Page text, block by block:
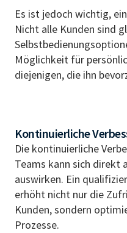
Es ist jedoch wichtig,
Nicht alle Kunden sind
Möglichkeit für
diejenigen, die ihn
Kontinuierliche
Die kontinuierliche
Teams kann sich direkt
auswirken. Ein
erhöht nicht nur die
Kunden, sondern
Prozesse.